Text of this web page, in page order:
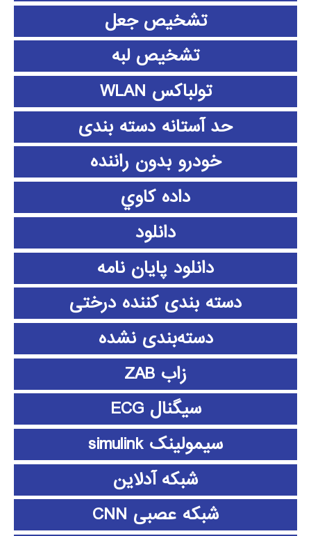
تشخیص جعل
تشخیص لبه
تولباکس WLAN
حد آستانه دسته بندی
خودرو بدون راننده
داده كاوي
دانلود
دانلود پايان نامه
دسته بندی کننده درختی
دسته‌بندی نشده
زاب ZAB
سیگنال ECG
سیمولینک simulink
شبکه آدلاین
شبکه عصبی CNN